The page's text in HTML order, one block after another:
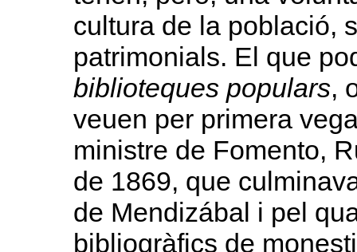
cultura de la població,
patrimonials. El que
biblioteques populars,
veuen per primera
ministre de Fomento,
de 1869, que
de Mendizábal i pel
bibliogràfics de